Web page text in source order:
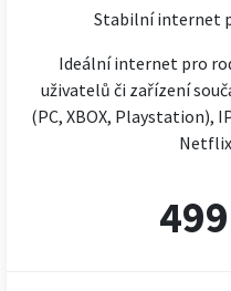
Stabilní internet
Ideální internet pro
uživatelů či zařízení
(PC, XBOX, Playstation),
499